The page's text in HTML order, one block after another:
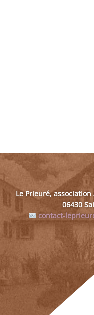
Le Prieuré, association
06430
contact-